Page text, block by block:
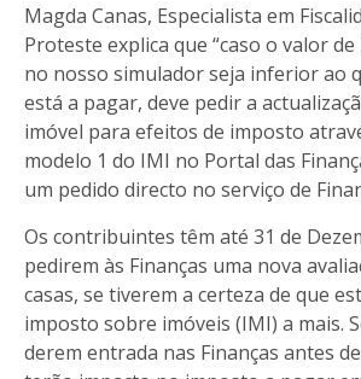
Magda Canas, Especialista em
Proteste explica que “caso o valor
no nosso simulador seja inferior ao
está a pagar, deve pedir a
imóvel para efeitos de imposto
modelo 1 do IMI no Portal das
um pedido directo no serviço de
Os contribuintes têm até 31 de
pedirem às Finanças uma nova
casas, se tiverem a certeza de que
imposto sobre imóveis (IMI) a mais.
derem entrada nas Finanças antes